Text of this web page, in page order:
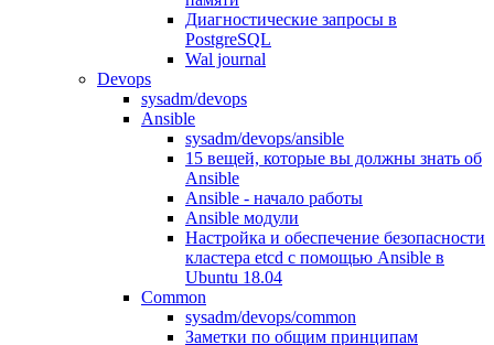
Диагностические запросы в
PostgreSQL
Wal journal
Devops
sysadm/devops
Ansible
sysadm/devops/ansible
15 вещей, которые вы должны знать об
Ansible
Ansible - начало работы
Ansible модули
Настройка и обеспечение безопасности
кластера etcd с помощью Ansible в
Ubuntu 18.04
Common
sysadm/devops/common
Заметки по общим принципам